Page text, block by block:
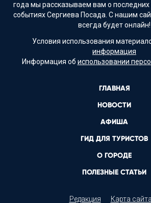
года мы рассказываем вам о
событиях Сергиева Посада. С нашим
всегда будет онлайн!
Условия использования
информация
Информация об использовании
ГЛАВНАЯ
НОВОСТИ
АФИША
ГИД ДЛЯ ТУРИСТОВ
О ГОРОДЕ
ПОЛЕЗНЫЕ СТАТЬИ
Редакция Карта сайта